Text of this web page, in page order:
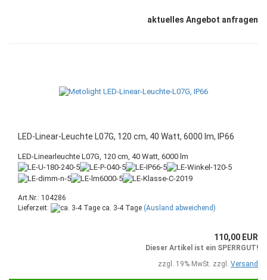
aktuelles Angebot anfragen
LED-Linear-Leuchte L07G, 120 cm, 40 Watt, 6000 lm, IP66
LED-Linearleuchte L07G, 120 cm, 40 Watt, 6000 lm
Art.Nr.: 104286
Lieferzeit:
ca. 3-4 Tage (Ausland abweichend)
110,00 EUR
Dieser Artikel ist ein SPERRGUT!
zzgl. 19% MwSt. zzgl. Versand